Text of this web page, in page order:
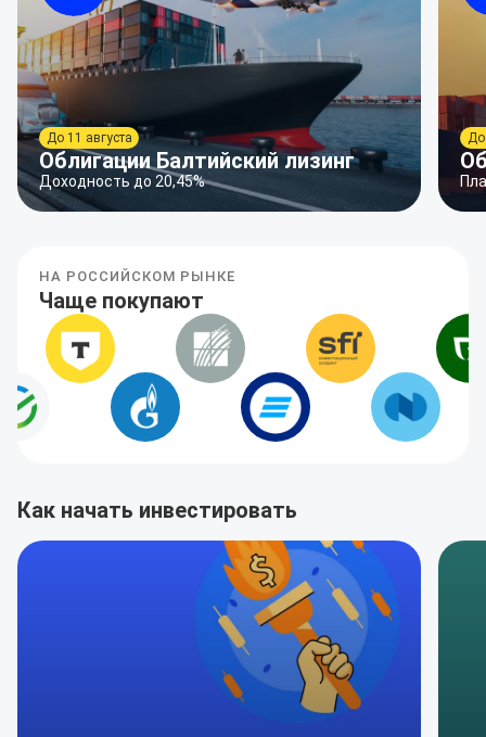
До 11 августа
Облигации Балтийский лизинг
Доходность до 20,45%
До
НА РОССИЙСКОМ РЫНКЕ
Чаще покупают
Как начать инвестировать